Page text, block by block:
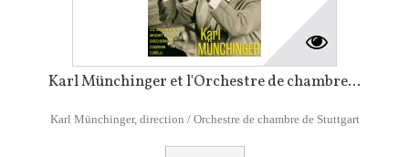
Karl Münchinger et l'Orchestre de chambre...
Karl Münchinger, direction / Orchestre de chambre de Stuttgart